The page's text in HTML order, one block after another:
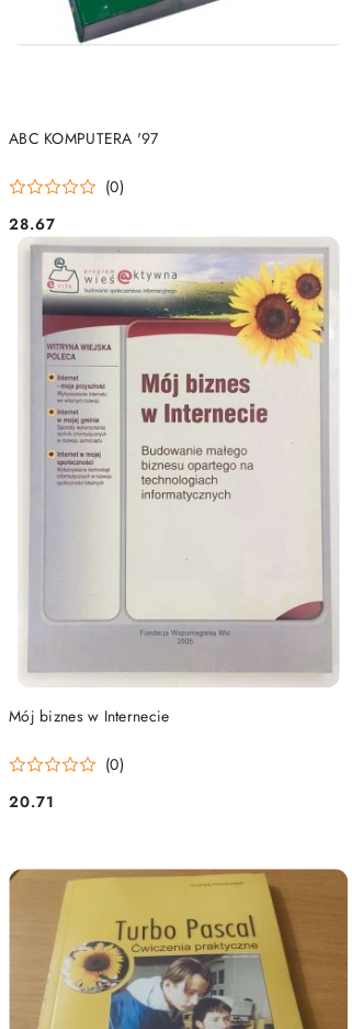
ABC KOMPUTERA '97
(0)
Cena:
28.67
DO KOSZYKA
Mój biznes w Internecie
(0)
Cena:
20.71
DO KOSZYKA